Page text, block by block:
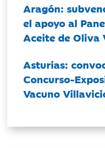
Aragón:
el apoyo al
Aceite de Oliva
Asturias:
Concurso-
Vacuno